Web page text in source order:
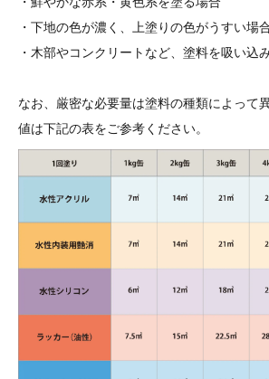
・下地の色が濃く、上塗りの色がうすい場
・木部やコンクリートなど、塗料を吸い込
なお、厳密な必要量は塗料の種類によって
値は下記の表をご参考ください。